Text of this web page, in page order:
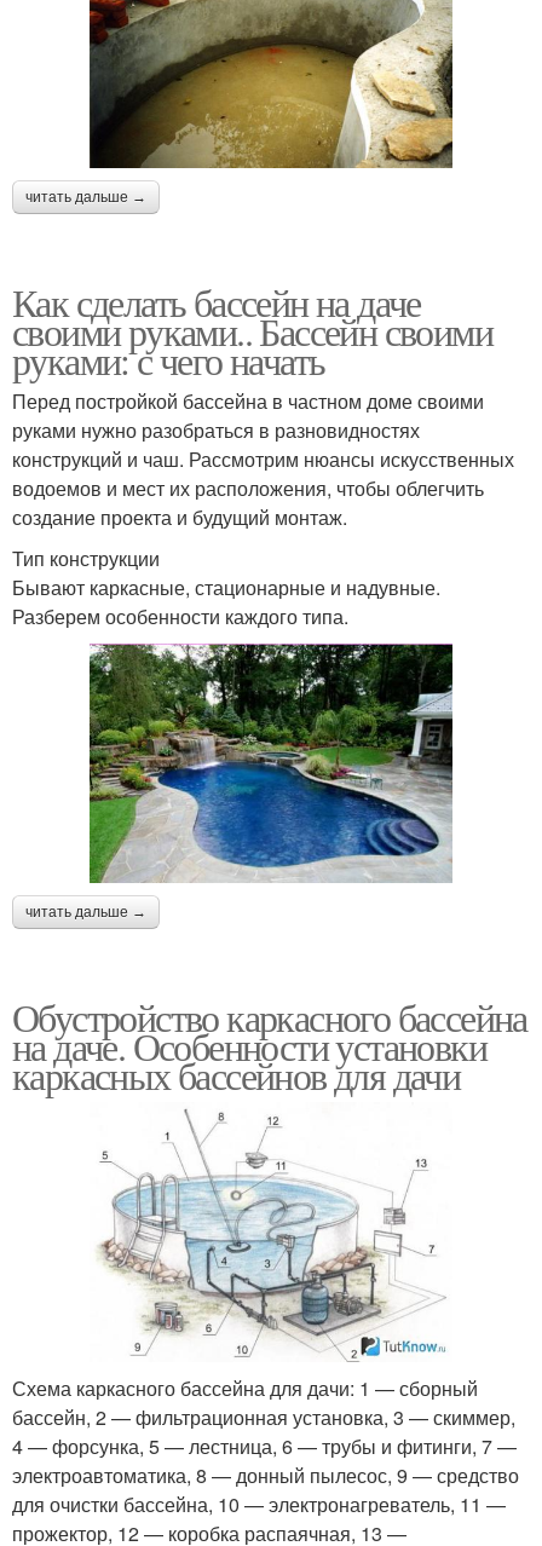
Ландшафтные
бассейны
Монолитный бассейн
Бассейн в
ландшафтном дизайне
Уличные бассейны Отдых на даче
Железный бассейн
Стекловолоконный
бассейн
Бассейн на заднем
дворе
Бассейн на дачу
Бассейны из дерева Бассейн из пленки
Бассейн из деревянных
поддонов
Бассейны во дворе
читать дальше →
Как сделать бассейн на даче
своими руками.. Бассейн своими
руками: с чего начать
Перед постройкой бассейна в частном доме своими
руками нужно разобраться в разновидностях
конструкций и чаш. Рассмотрим нюансы искусственных
водоемов и мест их расположения, чтобы облегчить
создание проекта и будущий монтаж.
Тип конструкции
Бывают каркасные, стационарные и надувные.
Разберем особенности каждого типа.
читать дальше →
Обустройство каркасного бассейна
на даче. Особенности установки
каркасных бассейнов для дачи
Схема каркасного бассейна для дачи: 1 — сборный
бассейн, 2 — фильтрационная установка, 3 — скиммер,
4 — форсунка, 5 — лестница, 6 — трубы и фитинги, 7 —
электроавтоматика, 8 — донный пылесос, 9 — средство
для очистки бассейна, 10 — электронагреватель, 11 —
прожектор, 12 — коробка распаячная, 13 —